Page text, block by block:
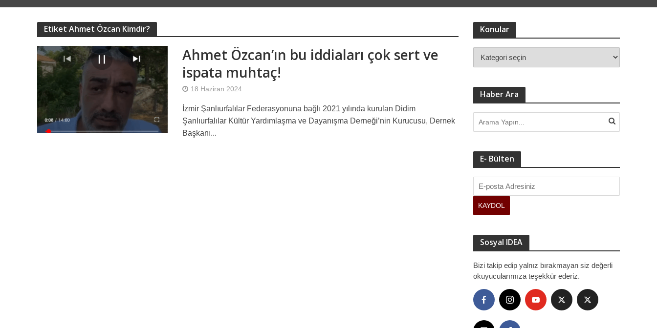
Etiket Ahmet Özcan Kimdir?
Ahmet Özcan’ın bu iddiaları çok sert ve
ispata muhtaç!
18 Haziran 2024
İzmir Şanlıurfalılar Federasyonuna bağlı 2021 yılında kurulan Didim
Şanlıurfalılar Kültür Yardımlaşma ve Dayanışma Derneği’nin Kurucusu, Dernek
Başkanı...
Konular
Haber Ara
E- Bülten
Sosyal IDEA
Bizi takip edip yalnız bırakmayan siz değerli
okuyucularımıza teşekkür ederiz.